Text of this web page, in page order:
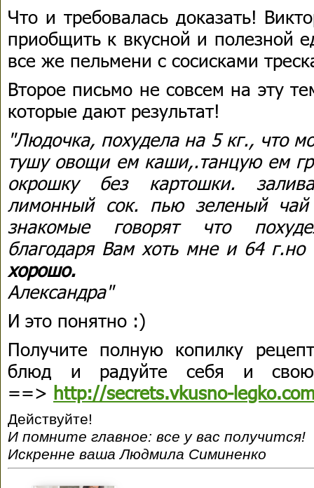
Что и требовалась доказать!
приобщить к вкусной и полезной
все же пельмени с сосисками
Второе письмо не совсем на эту
которые дают результат!
"Людочка, похудела на 5 кг., что
тушу овощи ем каши,.танцую ем
окрошку без картошки.
лимонный сок. пью зеленый чай
знакомые говорят что
благодаря Вам хоть мне и 64 г.но
хорошо.
Александра"
И это понятно :)
Получите полную копилку
блюд и радуйте себя и
==> http://secrets.vkusno-
Действуйте!
И помните главное: все у вас получится!
Искренне ваша Людмила Симиненко